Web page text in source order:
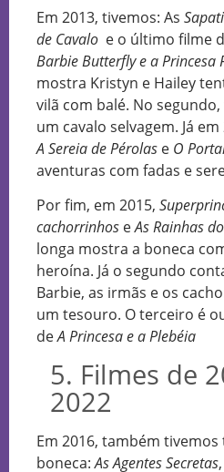
Em 2013, tivemos: As
de Cavalo e o último filme
Barbie Butterfly e a Princesa
mostra Kristyn e Hailey
vilã com balé. No
um cavalo selvagem. Já
A Sereia de Pérolas e O
aventuras com fadas e
Por fim, em 2015,
cachorrinhos eAs Rainhas
longa mostra a boneca
heroína. Já o segundo
Barbie, as irmãs e os
um tesouro. O terceiro é
deA Princesa e a Plebéia
5. Filmes de
2022
Em 2016, também
boneca:As Agentes Secretas